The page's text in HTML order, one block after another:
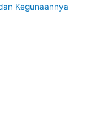
Kegunaannya